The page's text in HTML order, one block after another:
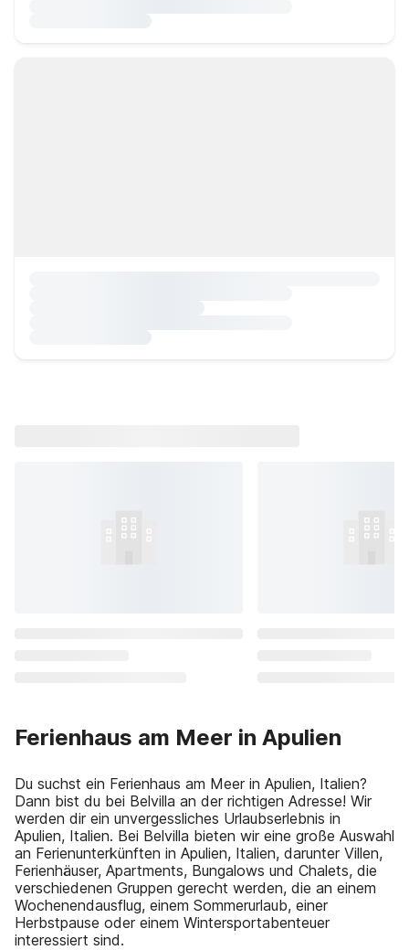
Ferienhaus am Meer in Apulien
Du suchst ein Ferienhaus am Meer in Apulien, Italien?
Dann bist du bei Belvilla an der richtigen Adresse! Wir
werden dir ein unvergessliches Urlaubserlebnis in
Apulien, Italien. Bei Belvilla bieten wir eine große Auswahl
an Ferienunterkünften in Apulien, Italien, darunter Villen,
Ferienhäuser, Apartments, Bungalows und Chalets, die
verschiedenen Gruppen gerecht werden, die an einem
Wochenendausflug, einem Sommerurlaub, einer
Herbstpause oder einem Wintersportabenteuer
interessiert sind.